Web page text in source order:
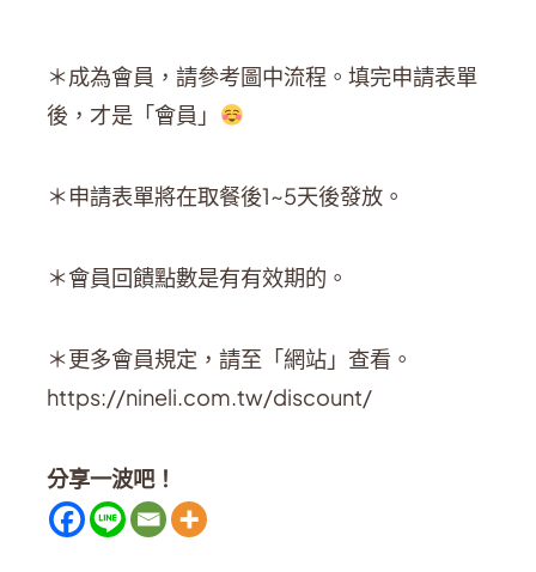
＊成為會員，請參考圖中流程。填完申請表單
後，才是「會員」
＊申請表單將在取餐後1~5天後發放。
＊會員回饋點數是有有效期的。
＊更多會員規定，請至「網站」查看。
https://nineli.com.tw/discount/
分享一波吧！